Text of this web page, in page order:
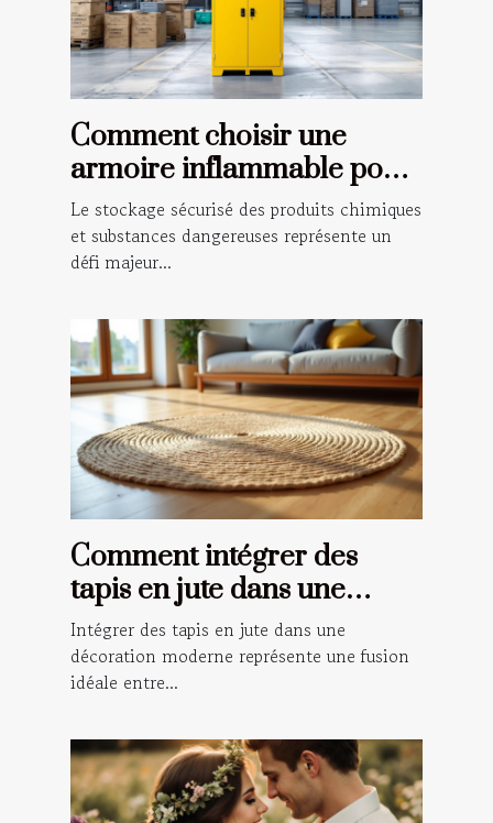
Comment choisir une
armoire inflammable pour
la sécurité de votre
entreprise
Le stockage sécurisé des produits chimiques
et substances dangereuses représente un
défi majeur...
Comment intégrer des
tapis en jute dans une
décoration moderne ?
Intégrer des tapis en jute dans une
décoration moderne représente une fusion
idéale entre...